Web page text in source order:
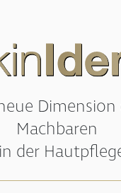
Dimension
Machbaren
in der Hautpflege
Zu den Produkten